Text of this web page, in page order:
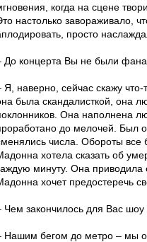
когда на сцене
настолько завораживало,
просто
До концерта Вы не были
Я, наверно, сейчас скажу
была скандалисткой, она
Она наполнена
до мелочей. Был
числа. Обороты
хотела сказать об
минуту. Она приводила
хочет предостеречь
Чем закончилось для Вас
Нашим бегом до метро – мы